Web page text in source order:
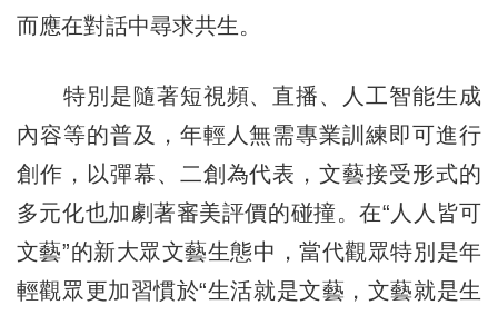
而應在對話中尋求共生。
特別是隨著短視頻、直播、人工智能生成
內容等的普及，年輕人無需專業訓練即可進行
創作，以彈幕、二創為代表，文藝接受形式的
多元化也加劇著審美評價的碰撞。在“人人皆可
文藝”的新大眾文藝生態中，當代觀眾特別是年
輕觀眾更加習慣於“生活就是文藝，文藝就是生